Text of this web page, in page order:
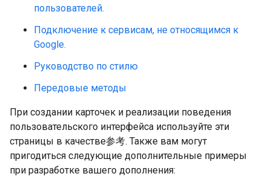
пользователей.
Подключение к сервисам, не относящимся к
Google.
Руководство по стилю
Передовые методы
При создании карточек и реализации поведения
пользовательского интерфейса используйте эти
страницы в качестве参考. Также вам могут
пригодиться следующие дополнительные примеры
при разработке вашего дополнения: